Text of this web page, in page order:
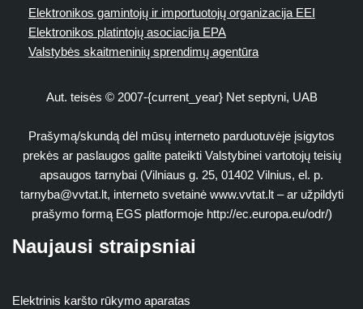
Elektronikos gamintojų ir importuotojų organizacija EEI
Elektronikos platintojų asociacija EPA
Valstybės skaitmeninių sprendimų agentūra
Aut. teisės © 2007-{current_year} Net septyni, UAB
Prašymą/skundą dėl mūsų interneto parduotuvėje įsigytos
prekės ar paslaugos galite pateikti Valstybinei vartotojų teisių
apsaugos tarnybai (Vilniaus g. 25, 01402 Vilnius, el. p.
tarnyba@vvtat.lt, interneto svetainė www.vvtat.lt – ar užpildyti
prašymo formą EGS platformoje http://ec.europa.eu/odr/)
Naujausi straipsniai
Elektrinis karšto rūkymo aparatas